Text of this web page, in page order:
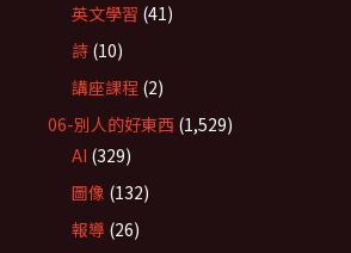
英文學習 (41)
詩 (10)
講座課程 (2)
06-別人的好東西 (1,529)
AI (329)
圖像 (132)
報導 (26)